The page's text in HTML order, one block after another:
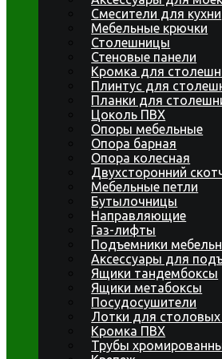
Смесители для кухни
Мебельные крючки
Столешницы
Стеновые панели
Кромка для
Плинтус для
Планки для
Цоколь ПВХ
Опоры мебельные
Опора барная
Опора колесная
Двухсторонний
Мебельные петли
Бутылочницы
Направляющие
Газ-лифты
Подъемники
Аксессуары для
Ящики тандембоксы
Ящики метабоксы
Посудосушители
Лотки для столовых
Кромка ПВХ
Трубы